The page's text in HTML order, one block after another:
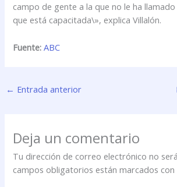
campo de gente a la que no le ha
que está capacitada\», explica Villalón.
Fuente: ABC
← Entrada anterior
Deja un comentario
Tu dirección de correo electrónico no
campos obligatorios están marcados con